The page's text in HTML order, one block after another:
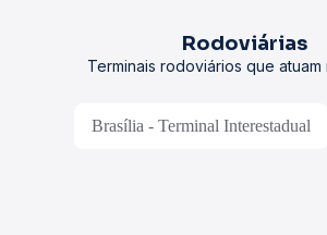
Rodoviárias
Terminais rodoviários que atuam
Brasília - Terminal Interestadual